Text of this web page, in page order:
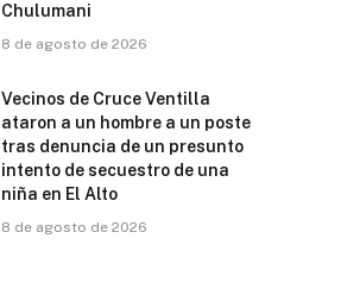
Chulumani
8 de agosto de 2026
Vecinos de Cruce Ventilla
ataron a un hombre a un poste
tras denuncia de un presunto
intento de secuestro de una
niña en El Alto
8 de agosto de 2026